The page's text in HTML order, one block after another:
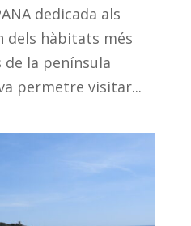
dedicada als
dels hàbitats més
la península
permetre visitar...